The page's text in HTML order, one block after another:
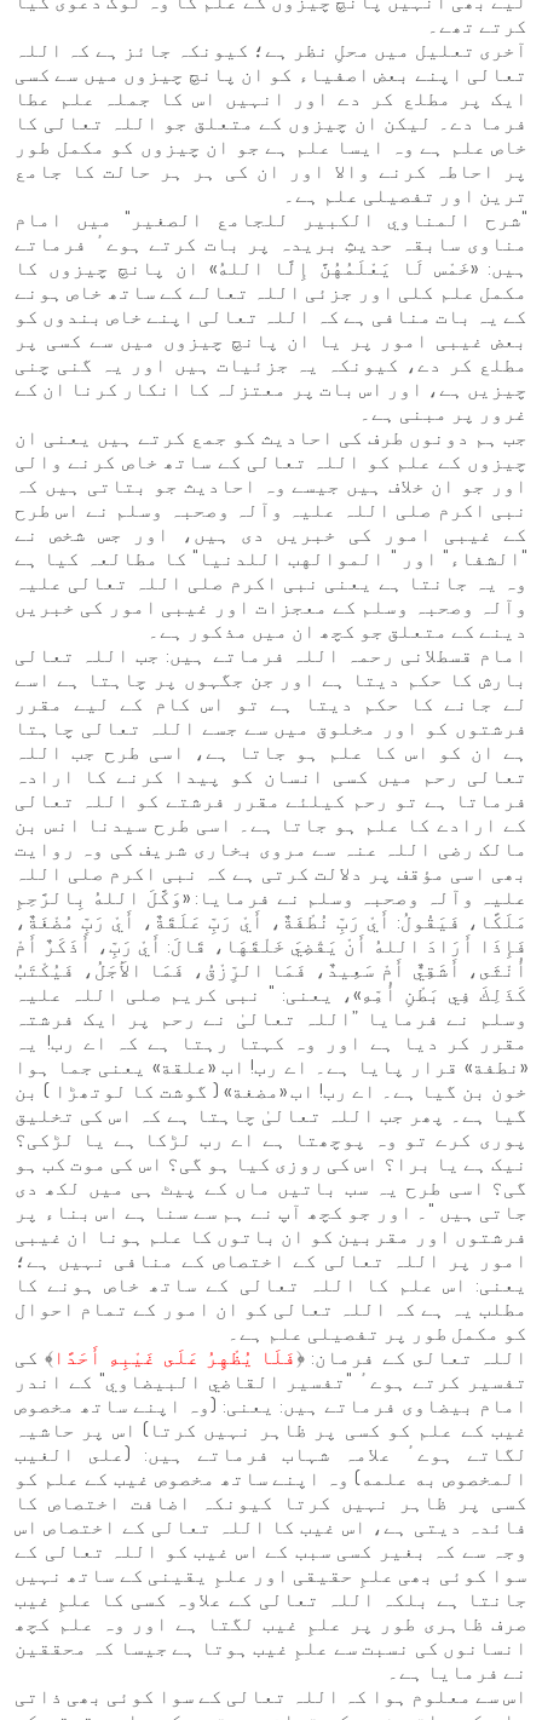
کرتے تھے۔
آخری تعلیل میں محلِ نظر ہے؛ کیونکہ جائز ہے کہ اللہ
تعالی اپنے بعض اصفیاء کو ان پانچ چیزوں میں سے کسی
ایک پر مطلع کر دے اور انہیں اس کا جملہ علم عطا
فرما دے۔ لیکن ان چیزوں کے متعلق جو اللہ تعالی کا
خاص علم ہے وہ ایسا علم ہے جو ان چیزوں کو مکمل طور
پر احاطہ کرنے والا اور ان کی ہر ہر حالت کا جامع
ترین اور تفصیلی علم ہے۔
"شرح المناوي الكبير للجامع الصغير" میں امام
مناوی سابقہ حدیثِ بریدہ پر بات کرتے ہوےٴ فرماتے
ہیں: «خَمْس لَا يَعْلَمُهُنَّ إِلَّا اللهُ» ان پانچ چیزوں کا
مکمل علم کلی اور جزئی اللہ تعالے کے ساتھ خاص ہونے
کے یہ بات منافی ہے کہ اللہ تعالی اپنے خاص بندوں کو
بعض غیبی امور پر یا ان پانچ چیزوں میں سے کسی پر
مطلع کر دے، کیونکہ یہ جزئیات ہیں اور یہ گنی چنی
چیزیں ہے، اور اس بات پر معتزلہ کا انکار کرنا ان کے
غرور پر مبنی ہے۔
جب ہم دونوں طرف کی احادیث کو جمع کرتے ہیں یعنی ان
چیزوں کے علم کو اللہ تعالی کے ساتھ خاص کرنے والی
اور جو ان خلاف ہیں جیسے وہ احادیث جو بتاتی ہیں کہ
نبی اکرم صلی اللہ علیہ وآلہ وصحبہ وسلم نے اس طرح
کے غیبی امور کی خبریں دی ہیں، اور جس شخص نے
"الشفاء" اور " الموالهب اللدنيا" کا مطالعہ کیا ہے
وہ یہ جانتا ہے یعنی نبی اکرم صلی اللہ تعالی علیہ
وآلہ وصحبہ وسلم کے معجزات اور غیبی امور کی خبریں
دینے کے متعلق جو کچھ ان میں مذکور ہے۔
امام قسطلانی رحمہ اللہ فرماتے ہیں: جب اللہ تعالی
بارش کا حکم دیتا ہے اور جن جگہوں پر چاہتا ہے اسے
لے جانے کا حکم دیتا ہے تو اس کام کے لیے مقرر
فرشتوں کو اور مخلوق میں سے جسے اللہ تعالی چاہتا
ہے ان کو اس کا علم ہو جاتا ہے، اسی طرح جب اللہ
تعالی رحم میں کسی انسان کو پیدا کرنے کا ارادہ
فرماتا ہے تو رحم کیلئے مقرر فرشتے کو اللہ تعالی
کے ارادے کا علم ہو جاتا ہے۔ اسی طرح سیدنا انس بن
مالک رضی اللہ عنہ سے مروی بخاری شریف کی وہ روایت
بھی اسی مؤقف پر دلالت کرتی ہے کہ نبی اکرم صلی اللہ
علیہ وآلہ وصحبہ وسلم نے فرمایا: «وَكَّلَ اللهُ بِالرَّحِمِ
مَلَكًا، فَيَقُولُ: أَيْ رَبِّ نُطْفَةٌ، أَيْ رَبِّ عَلَقَةٌ، أَيْ رَبِّ مُضْغَةٌ،
فَإِذَا أَرَادَ اللهُ أَنْ يَقْضِيَ خَلْقَهَا، قَالَ: أَيْ رَبِّ، أَذَكَرٌ أَمْ
أُنْثَى، أَشَقِيٌّ أَمْ سَعِيدٌ، فَمَا الرِّزْقُ، فَمَا الأَجَلُ، فَيُكْتَبُ
كَذَلِكَ فِي بَطْنِ أُمِّهِ»، یعنی: " نبی کریم صلی اللہ علیہ
وسلم نے فرمایا ”اللہ تعالیٰ نے رحم پر ایک فرشتہ
مقرر کر دیا ہے اور وہ کہتا رہتا ہے کہ اے رب! یہ
«نطفة» قرار پایا ہے۔ اے رب! اب «علقة» یعنی جما ہوا
خون بن گیا ہے۔ اے رب! اب «مضغة‏‏» ( گوشت کا لوتھڑا ) بن
گیا ہے۔ پھر جب اللہ تعالیٰ چاہتا ہے کہ اس کی تخلیق
پوری کرے تو وہ پوچھتا ہے اے رب لڑکا ہے یا لڑکی؟
نیک ہے یا برا؟ اس کی روزی کیا ہو گی؟ اس کی موت کب ہو
گی؟ اسی طرح یہ سب باتیں ماں کے پیٹ ہی میں لکھ دی
جاتی ہیں "۔ اور جو کچھ آپ نے ہم سے سنا ہے اس بناء پر
فرشتوں اور مقربین کو ان باتوں کا علم ہونا ان غیبی
امور پر اللہ تعالی کے اختصاص کے منافی نہیں ہے؛
یعنی: اس علم کا اللہ تعالی کے ساتھ خاص ہونے کا
مطلب یہ ہے کہ اللہ تعالی کو ان امور کے تمام احوال
کو مکمل طور پر تفصیلی علم ہے۔
اللہ تعالى کے فرمان: ﴿فَلَا يُظْهِرُ عَلَى غَيْبِهِ أَحَدًا ﴾ کی
تفسیر کرتے ہوےٴ "تفسير القاضي البيضاوي" کے اندر
امام بیضاوی فرماتے ہیں: یعنی: (وہ اپنے ساتھ مخصوص
غیب کے علم کو کسی پر ظاہر نہیں کرتا) اس پر حاشیہ
لگاتے ہوےٴ علامہ شہاب فرماتے ہیں: (على الغيب
المخصوص به علمه) وہ اپنے ساتھ مخصوص غیب کے علم کو
کسی پر ظاہر نہیں کرتا کیونکہ اضافت اختصاص کا
فائدہ دیتی ہے، اس غیب کا اللہ تعالی کے اختصاص اس
وجہ سے کہ بغیر کسی سبب کے اس غیب کو اللہ تعالی کے
سوا کوئی بھی علمِ حقیقی اور علمِ یقینی کے ساتھ نہیں
جانتا ہے بلکہ اللہ تعالی کے علاوہ کسی کا علمِ غیب
صرف ظاہری طور پر علمِ غیب لگتا ہے اور وہ علم کچھ
انسانوں کی نسبت سے علمِ غیب ہوتا ہے جیسا کہ محققین
نے فرمایا ہے۔
اس سے معلوم ہوا کہ اللہ تعالی کے سوا کوئی بھی ذاتی